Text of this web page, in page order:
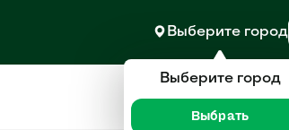
Выберите город
Выберите город
Выбрать